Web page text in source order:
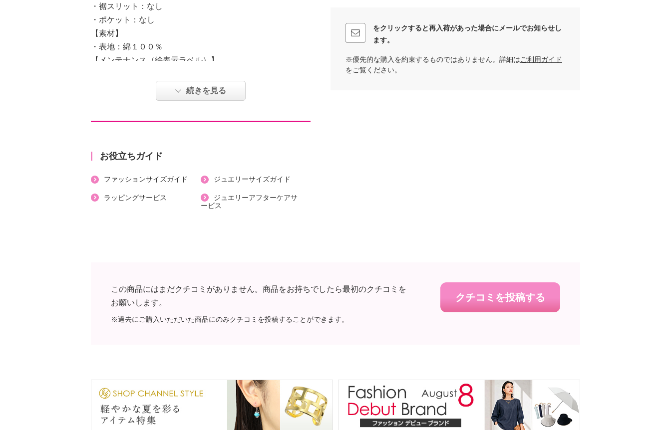
・裾スリット：なし
・ポケット：なし
【素材】
・表地：綿１００％
【メンテナンス（絵表示ラベル）】
・漂白処理：塩素系・酸素系漂白不可
・タンブル乾燥：不可
・ウエットクリーニング：可
・個体差あり
【原産国（地）】
続きを見る
お役立ちガイド
ファッションサイズガイド ジュエリーサイズガイド
ラッピングサービス
ジュエリーアフターケアサ
ービス
をクリックすると再入荷があった場合にメールでお知らせし
ます。
※優先的な購入を約束するものではありません。詳細は ご利用ガイド
をご覧ください。
クチコミを投稿する
この商品にはまだクチコミがありません。商品をお持ちでしたら最初のクチコミを
お願いします。
※過去にご購入いただいた商品にのみクチコミを投稿することができます。